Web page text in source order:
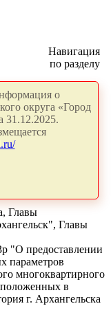
Навигация
по разделу
о
округа «Город
31.12.2025.
Главы
Главы
"О предоставлении
параметров
многоквартирного
в
г. Архангельска